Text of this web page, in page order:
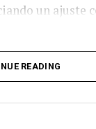
un ajuste
parte de este
prepago.
un filtro
READING